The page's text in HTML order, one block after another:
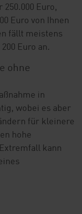
250.000 Euro,
Euro von Ihnen
fällt meistens
Euro an.
ohne
in
wobei es aber
für kleinere
hohe
kann